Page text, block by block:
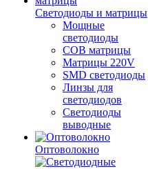
Светодиоды и матрицы
Мощные
светодиоды
COB матрицы
Матрицы 220V
SMD светодиоды
Линзы для
светодиодов
Светодиоды
выводные
Оптоволокно